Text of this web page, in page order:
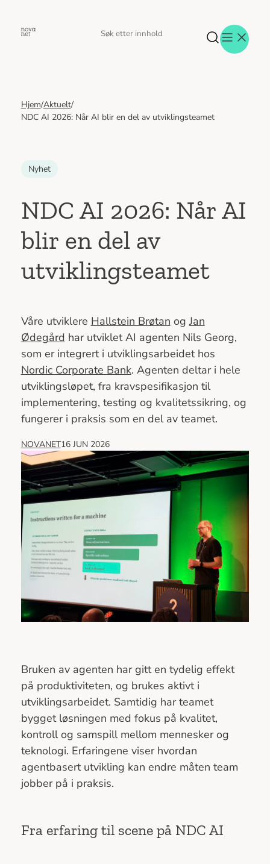
Aktuelt
Eventer
Menneskene
Jobb hos oss
Kontakt oss
Søk
Søk
Hjem/Aktuelt/
NDC AI 2026: Når AI blir en del av utviklingsteamet
Nyhet
NDC AI 2026: Når AI
blir en del av
utviklingsteamet
Våre utviklere Hallstein Brøtan ogJan
Ødegård har utviklet AI agenten Nils Georg,
som er integrert i utviklingsarbeidet hos
Nordic Corporate Bank. Agenten deltar i hele
utviklingsløpet, fra kravspesifikasjon til
implementering, testing og kvalitetssikring, og
fungerer i praksis som en del av teamet.
NOVANET16 JUN 2026
Bruken av agenten har gitt en tydelig effekt
på produktiviteten, og brukes aktivt i
utviklingsarbeidet. Samtidig har teamet
bygget løsningen med fokus på kvalitet,
kontroll og samspill mellom mennesker og
teknologi. Erfaringene viser hvordan
agentbasert utvikling kan endre måten team
jobber på i praksis.
Fra erfaring til scene på NDC AI